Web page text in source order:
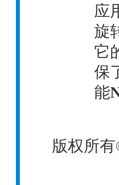
应
旋
它
保
能
版权所有